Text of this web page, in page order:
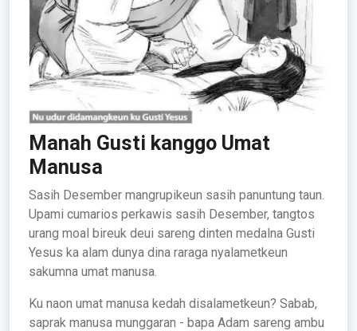
Manah Gusti kanggo Umat
Manusa
Sasih Desember mangrupikeun sasih panuntung taun.
Upami cumarios perkawis sasih Desember, tangtos
urang moal bireuk deui sareng dinten medalna Gusti
Yesus ka alam dunya dina raraga nyalametkeun
sakumna umat manusa.
Ku naon umat manusa kedah disalametkeun? Sabab,
saprak manusa munggaran - bapa Adam sareng ambu